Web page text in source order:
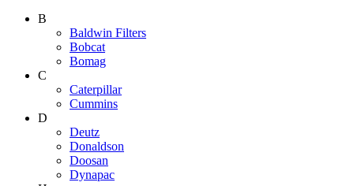
B
Baldwin Filters
Bobcat
Bomag
C
Caterpillar
Cummins
D
Deutz
Donaldson
Doosan
Dynapac